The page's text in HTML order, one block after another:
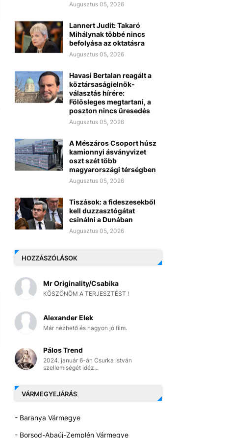
Augusztus 05, 2026
Lannert Judit: Takaró
Mihálynak többé nincs
befolyása az oktatásra
Augusztus 05, 2026
Havasi Bertalan reagált a
köztársaságielnök-
választás hírére:
Fölösleges megtartani, a
poszton nincs üresedés
Augusztus 05, 2026
A Mészáros Csoport húsz
kamionnyi ásványvizet
oszt szét több
magyarországi térségben
Augusztus 05, 2026
Tiszások: a fideszesekből
kell duzzasztógátat
csinálni a Dunában
Augusztus 05, 2026
HOZZÁSZÓLÁSOK
Mr Originality/Csabika
KÖSZÖNÖM A TERJESZTÉST !
Alexander Elek
Már nézhető és nagyon jó film.
Pálos Trend
2024. január 6-án Csurka István
szellemiségét idéz...
VÁRMEGYEJÁRÁS
- Baranya Vármegye
- Borsod-Abaúj-Zemplén Vármegye